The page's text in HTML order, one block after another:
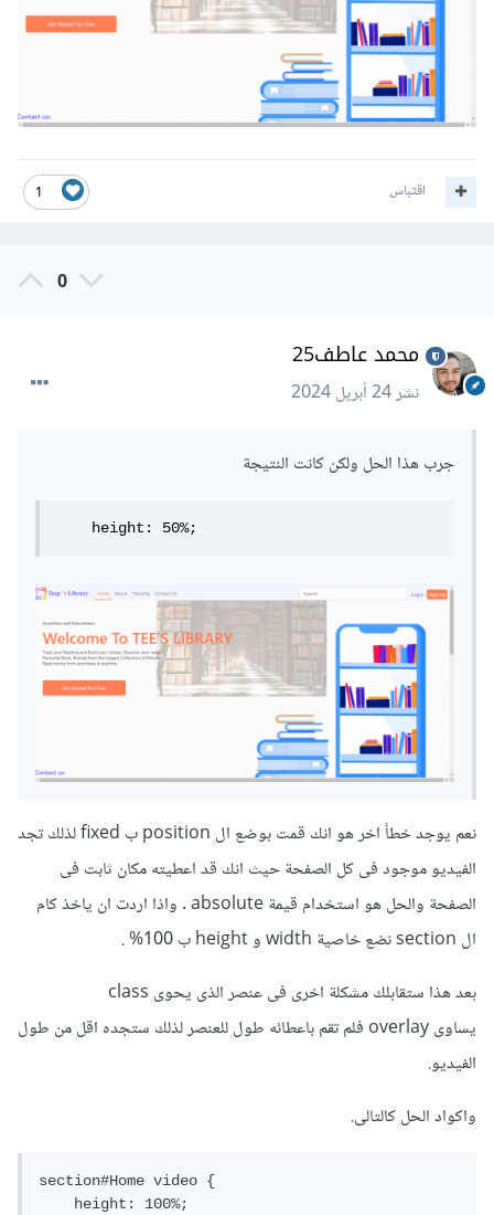
1 اقتباس
0
محمد عاطف25
نشر24 أبريل 2024
جرب هذا الحل ولكن كانت النتيجة
    height: 50%;
نعم يوجد خطأ اخر هو انك قمت بوضع ال position ب fixed لذلك تجد
الفيديو موجود فى كل الصفحة حيث انك قد اعطيته مكان ثابت فى
الصفحة والحل هو استخدام قيمة absolute . واذا اردت ان ياخذ كام
ال section نضع خاصية width و height ب 100% .
بعد هذا ستقابلك مشكلة اخرى فى عنصر الذى يحوى class
يساوى overlay فلم تقم باعطائه طول للعنصر لذلك ستجده اقل من طول
الفيديو.
واكواد الحل كالتالى.
section#Home video {
    height: 100%;